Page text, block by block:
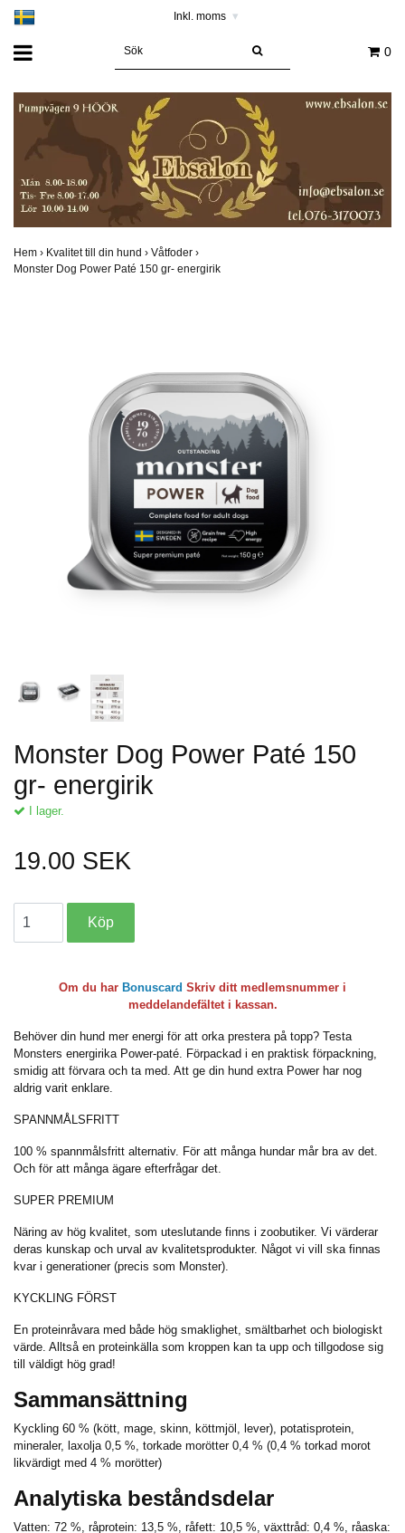
Inkl. moms ▾
0
Hem › Kvalitet till din hund › Våtfoder ›
Monster Dog Power Paté 150 gr- energirik
Monster Dog Power Paté 150
gr- energirik
I lager.
19.00 SEK
Om du har Bonuscard Skriv ditt medlemsnummer i
meddelandefältet i kassan.
Behöver din hund mer energi för att orka prestera på topp? Testa
Monsters energirika Power-paté. Förpackad i en praktisk förpackning,
smidig att förvara och ta med. Att ge din hund extra Power har nog
aldrig varit enklare.
SPANNMÅLSFRITT
100 % spannmålsfritt alternativ. För att många hundar mår bra av det.
Och för att många ägare efterfrågar det.
SUPER PREMIUM
Näring av hög kvalitet, som uteslutande finns i zoobutiker. Vi värderar
deras kunskap och urval av kvalitetsprodukter. Något vi vill ska finnas
kvar i generationer (precis som Monster).
KYCKLING FÖRST
En proteinråvara med både hög smaklighet, smältbarhet och biologiskt
värde. Alltså en proteinkälla som kroppen kan ta upp och tillgodose sig
till väldigt hög grad!
Sammansättning
Kyckling 60 % (kött, mage, skinn, köttmjöl, lever), potatisprotein,
mineraler, laxolja 0,5 %, torkade morötter 0,4 % (0,4 % torkad morot
likvärdigt med 4 % morötter)
Analytiska beståndsdelar
Vatten: 72 %, råprotein: 13,5 %, råfett: 10,5 %, växttråd: 0,4 %, råaska: